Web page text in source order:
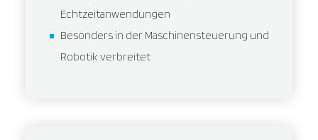
Echtzeitanwendungen
Besonders in der Maschinensteuerung und
Robotik verbreitet